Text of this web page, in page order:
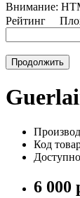
Внимание:
Рейтинг
Продолжить
Код
6 000